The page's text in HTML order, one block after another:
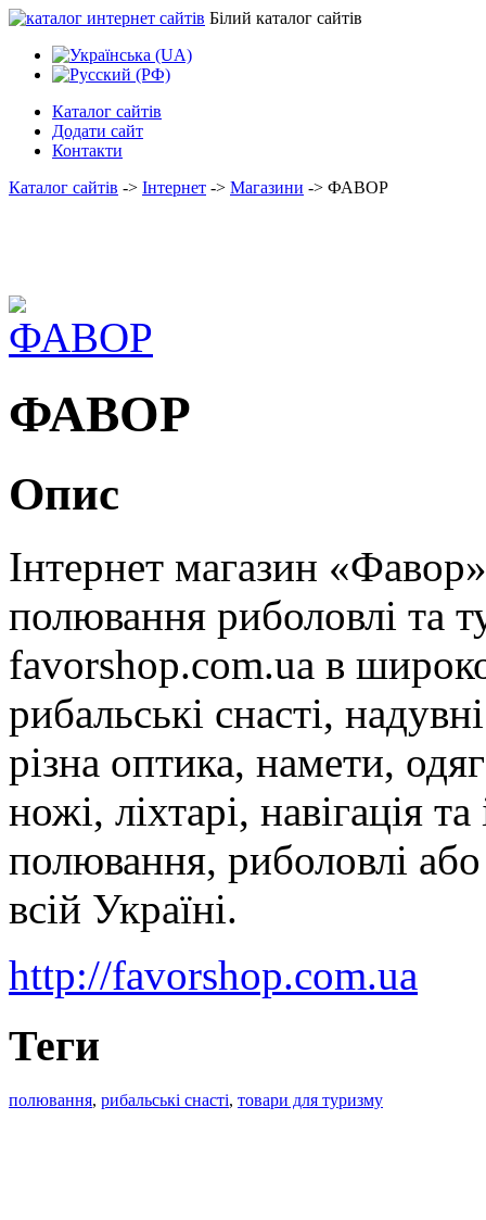
Білий каталог сайтів
Каталог сайтів
Додати сайт
Контакти
Каталог сайтів -> Інтернет -> Магазини -> ФАВОР
ФАВОР
Опис
Інтернет магазин
полювання риболовлі та
favorshop.com.ua в
рибальські снасті,
різна оптика, намети,
ножі, ліхтарі, навігація
полювання, риболовлі
всій Україні.
http://favorshop.com.ua
Теги
полювання, рибальські снасті, товари для туризму